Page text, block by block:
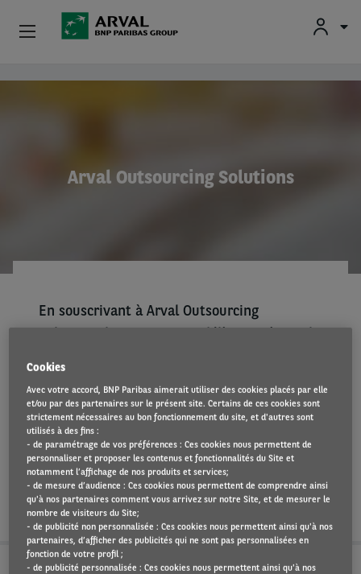
Arval Outsourcing Solutions
En souscrivant à Arval Outsourcing
Solutions, les entreprises délèguent à Arval
partenariat de confiance transparent. Cette
offre intégrée associe des outils
d'optimisation de flottes et une solution de
management complet de l'expérience
conducteur.
Particuliers
Conducteurs
Cookies
Avec votre accord, BNP Paribas aimerait utiliser des cookies placés par elle
et/ou par des partenaires sur le présent site. Certains de ces cookies sont
strictement nécessaires au bon fonctionnement du site, et d'autres sont
utilisés à des fins :
- de paramétrage de vos préférences : Ces cookies nous permettent de
personnaliser et proposer les contenus et fonctionnalités du Site et
notamment l’affichage de nos produits et services;
- de mesure d’audience : Ces cookies nous permettent de comprendre ainsi
qu'à nos partenaires comment vous arrivez sur notre Site, et de mesurer le
nombre de visiteurs du Site;
- de publicité non personnalisée : Ces cookies nous permettent ainsi qu'à nos
partenaires, d’afficher des publicités qui ne sont pas personnalisées en
fonction de votre profil ;
- de publicité personnalisée : Ces cookies nous permettent ainsi qu'à nos